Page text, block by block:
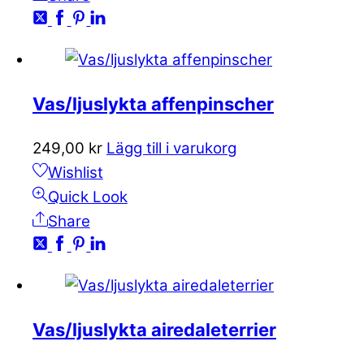
Vas/ljuslykta affenpinscher
249,00 kr Lägg till i varukorg
Wishlist
Quick Look
Share
Vas/ljuslykta airedaleterrier